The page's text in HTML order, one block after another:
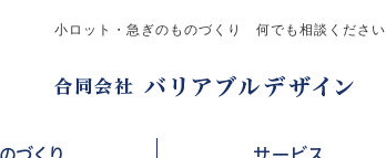
小ロット・急ぎのものづくり 何でも相談ください